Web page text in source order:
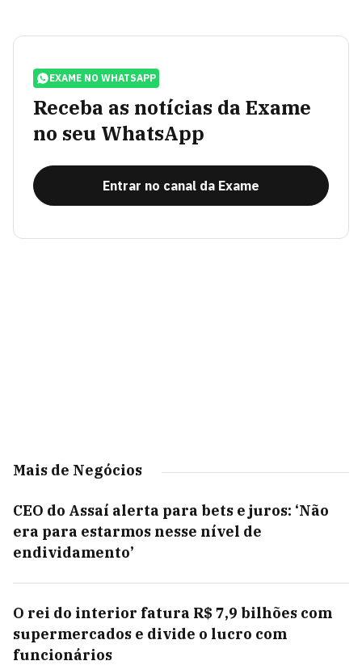
EXAME NO WHATSAPP
Receba as notícias da Exame
no seu WhatsApp
Entrar no canal da Exame
Mais de Negócios
CEO do Assaí alerta para bets e juros: ‘Não
era para estarmos nesse nível de
endividamento’
O rei do interior fatura R$ 7,9 bilhões com
supermercados e divide o lucro com
funcionários